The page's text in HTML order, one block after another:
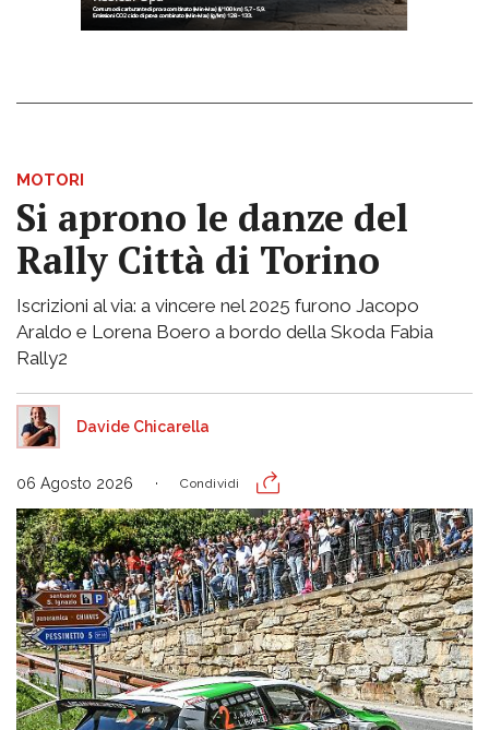
MOTORI
Si aprono le danze del
Rally Città di Torino
Iscrizioni al via: a vincere nel 2025 furono Jacopo
Araldo e Lorena Boero a bordo della Skoda Fabia
Rally2
Davide Chicarella
06 Agosto 2026 Condividi